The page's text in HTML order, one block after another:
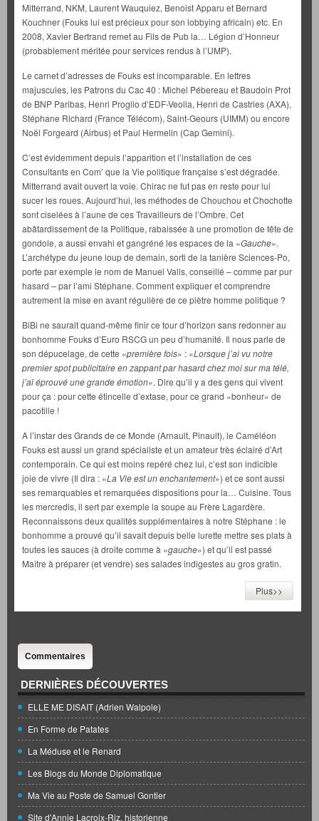
Mitterrand, NKM, Laurent Wauquiez, Benoist Apparu et Bernard
Kouchner (Fouks lui est précieux pour son lobbying africain) etc. En
2008, Xavier Bertrand remet au Fils de Pub la… Légion d’Honneur
(probablement méritée pour services rendus à l’UMP).
Le carnet d’adresses de Fouks est incomparable. En lettres
majuscules, les Patrons du Cac 40 : Michel Pébereau et Baudoin Prot
de BNP Paribas, Henri Proglio d’EDF-Veolia, Henri de Castries (AXA),
Stéphane Richard (France Télécom), Saint-Geours (UIMM) ou encore
Noël Forgeard (Airbus) et Paul Hermelin (Cap Gemini).
C’est évidemment depuis l’apparition et l’installation de ces
Consultants en Com’ que la Vie politique française s’est dégradée.
Mitterrand avait ouvert la voie. Chirac ne fut pas en reste pour lui
sucer les roues. Aujourd’hui, les méthodes de Chouchou et Chochotte
sont ciselées à l’aune de ces Travailleurs de l’Ombre. Cet
abâtardissement de la Politique, rabaissée à une promotion de tête de
gondole, a aussi envahi et gangréné les espaces de la «Gauche».
L’archétype du jeune loup de demain, sorti de la tanière Sciences-Po,
porte par exemple le nom de Manuel Valls, conseillé – comme par pur
hasard – par l’ami Stéphane. Comment expliquer et comprendre
autrement la mise en avant régulière de ce piètre homme politique ?
BiBi ne saurait quand-même finir ce tour d’horizon sans redonner au
bonhomme Fouks d’Euro RSCG un peu d’humanité. Il nous parle de
son dépucelage, de cette «première fois» : «Lorsque j’ai vu notre
premier spot publicitaire en zappant par hasard chez moi sur ma télé,
j’ai éprouvé une grande émotion». Dire qu’il y a des gens qui vivent
pour ça : pour cette étincelle d’extase, pour ce grand «bonheur» de
pacotille !
A l’instar des Grands de ce Monde (Arnault, Pinault), le Caméléon
Fouks est aussi un grand spécialiste et un amateur très éclairé d’Art
contemporain. Ce qui est moins repéré chez lui, c’est son indicible
joie de vivre (Il dira : «La Vie est un enchantement») et ce sont aussi
ses remarquables et remarquées dispositions pour la… Cuisine. Tous
les mercredis, il sert par exemple la soupe au Frère Lagardère.
Reconnaissons deux qualités supplémentaires à notre Stéphane : le
bonhomme a prouvé qu’il savait depuis belle lurette mettre ses plats à
toutes les sauces (à droite comme à «gauche») et qu’il est passé
Maître à préparer (et vendre) ses salades indigestes au gros gratin.
Plus>>
Commentaires
DERNIÈRES DÉCOUVERTES
ELLE ME DISAIT (Adrien Walpole)
En Forme de Patates
La Méduse et le Renard
Les Blogs du Monde Diplomatique
Ma Vie au Poste de Samuel Gontier
Site d'Annie Lacroix-Riz, historienne